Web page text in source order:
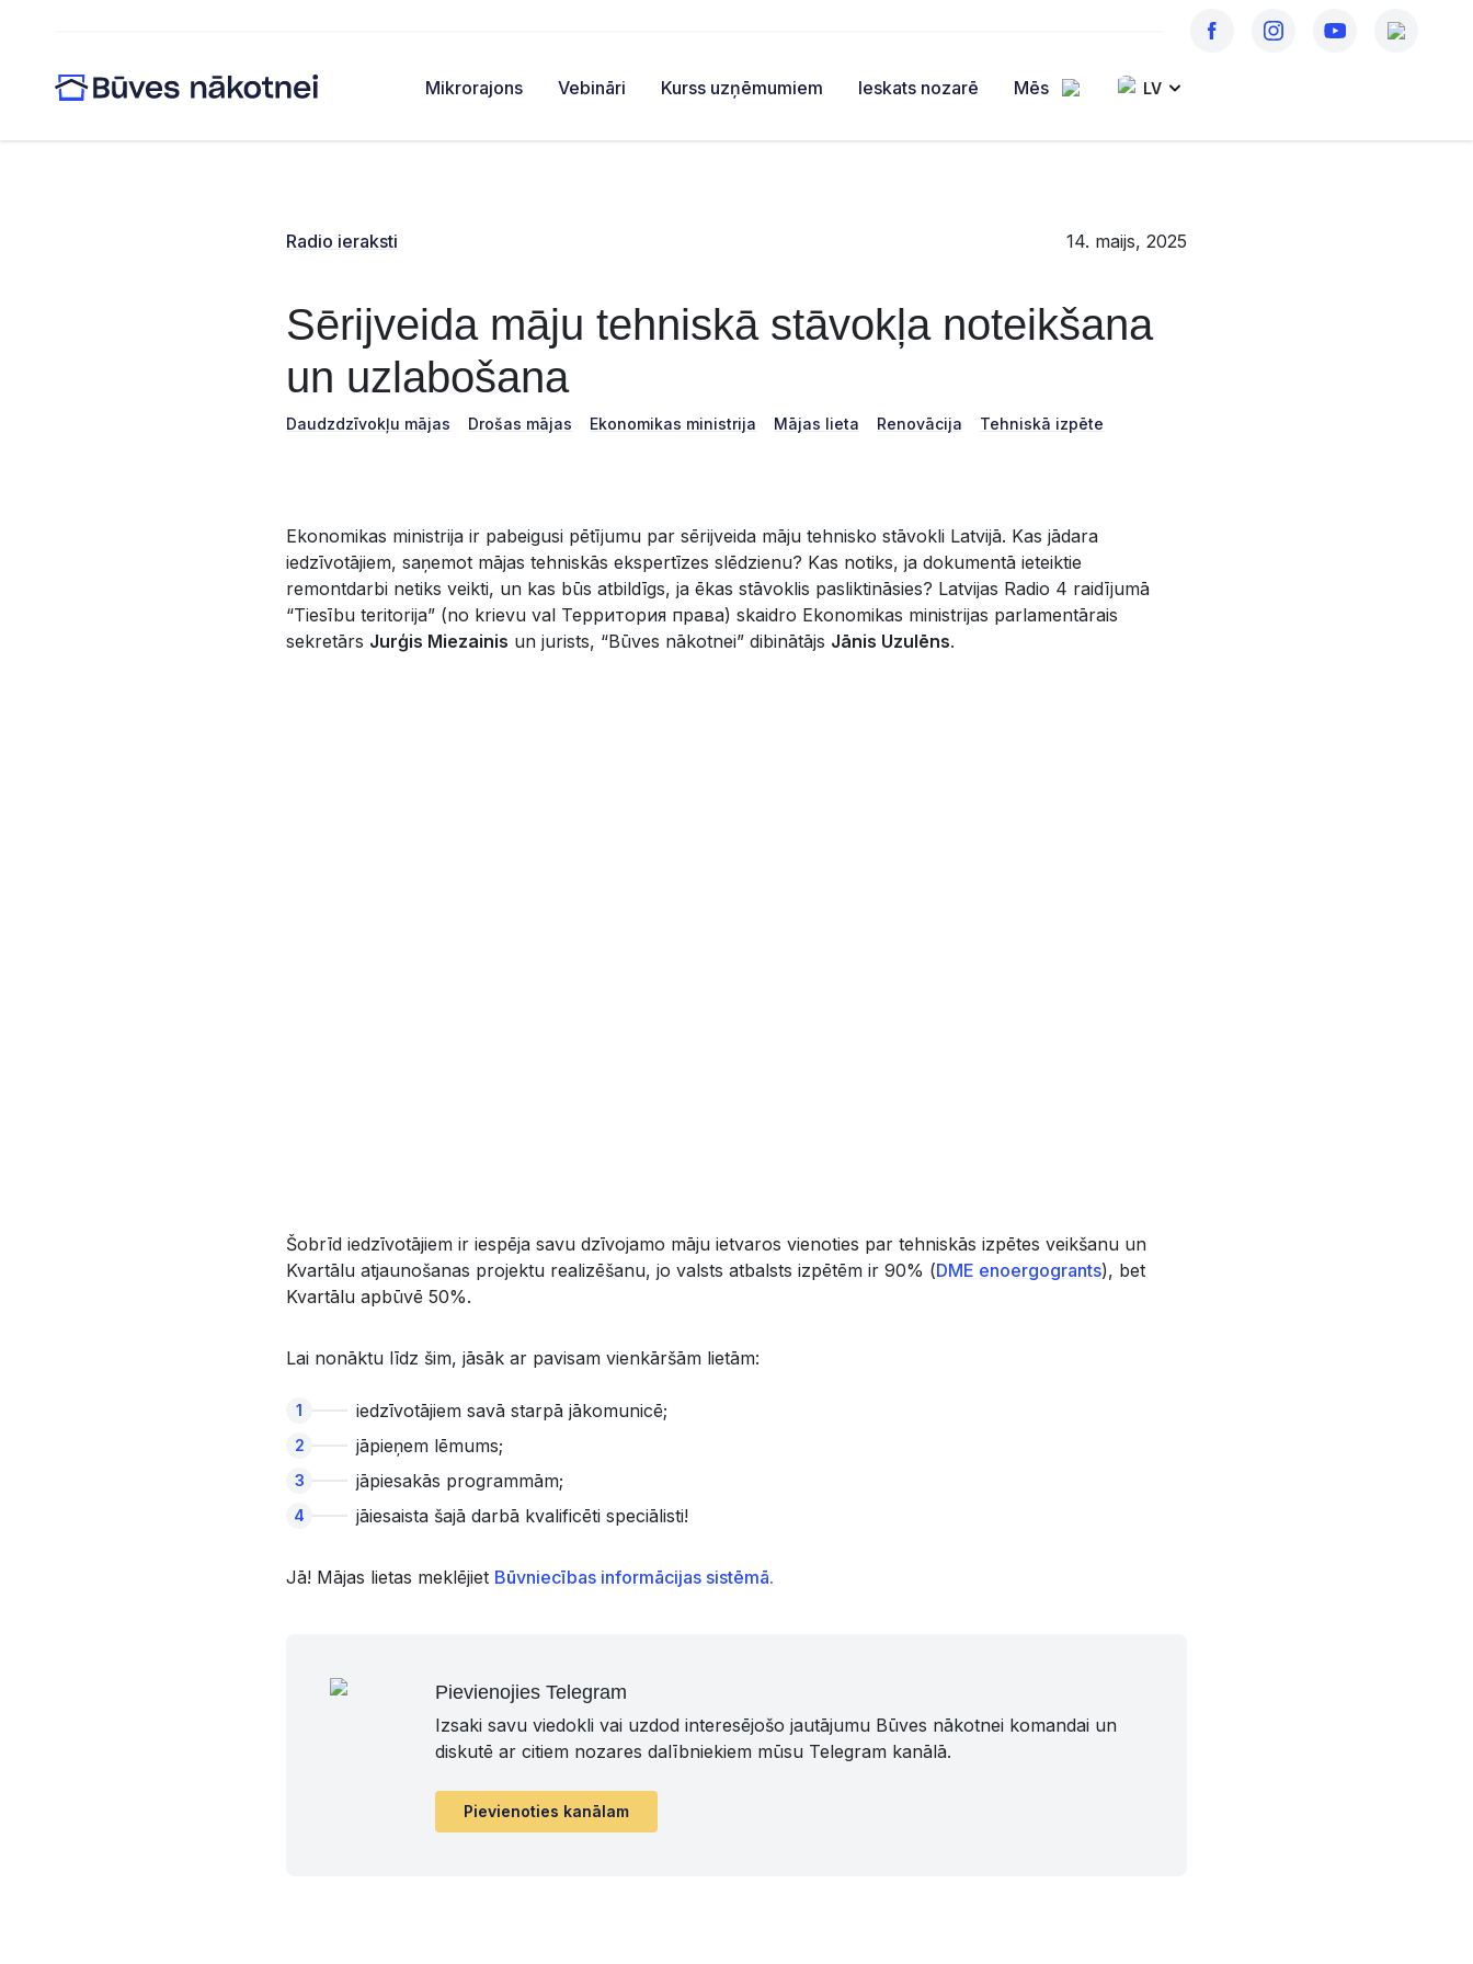
Mikrorajons Vebināri Kurss uzņēmumiem Ieskats nozarē Mēs LV
Radio ieraksti 14. maijs, 2025
Sērijveida māju tehniskā stāvokļa noteikšana
un uzlabošana
Daudzdzīvokļu mājas Drošas mājas Ekonomikas ministrija Mājas lieta Renovācija Tehniskā izpēte
Ekonomikas ministrija ir pabeigusi pētījumu par sērijveida māju tehnisko stāvokli Latvijā. Kas jādara
iedzīvotājiem, saņemot mājas tehniskās ekspertīzes slēdzienu? Kas notiks, ja dokumentā ieteiktie
remontdarbi netiks veikti, un kas būs atbildīgs, ja ēkas stāvoklis pasliktināsies? Latvijas Radio 4 raidījumā
“Tiesību teritorija” (no krievu val Территория права) skaidro Ekonomikas ministrijas parlamentārais
sekretārs Jurģis Miezainis un jurists, “Būves nākotnei” dibinātājs Jānis Uzulēns.
Šobrīd iedzīvotājiem ir iespēja savu dzīvojamo māju ietvaros vienoties par tehniskās izpētes veikšanu un
Kvartālu atjaunošanas projektu realizēšanu, jo valsts atbalsts izpētēm ir 90% (DME enoergogrants), bet
Kvartālu apbūvē 50%.
Lai nonāktu līdz šim, jāsāk ar pavisam vienkāršām lietām:
iedzīvotājiem savā starpā jākomunicē;
jāpieņem lēmums;
jāpiesakās programmām;
⁠jāiesaista šajā darbā kvalificēti speciālisti!
Jā! Mājas lietas meklējiet Būvniecības informācijas sistēmā.
Pievienojies Telegram
Izsaki savu viedokli vai uzdod interesējošo jautājumu Būves nākotnei komandai un
diskutē ar citiem nozares dalībniekiem mūsu Telegram kanālā.
Pievienoties kanālam